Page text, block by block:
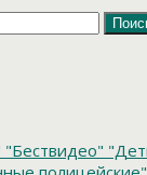
"Бествидео"